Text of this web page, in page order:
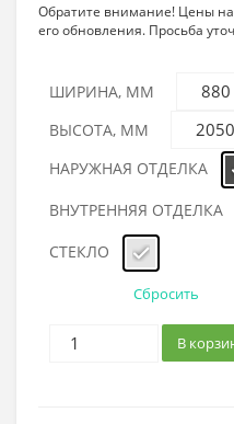
Обратите внимание! Цены на
его обновления. Просьба
ШИРИНА, ММ
ВЫСОТА, ММ
НАРУЖНАЯ ОТДЕЛКА
ВНУТРЕННЯЯ ОТДЕЛКА
СТЕКЛО
Сбросить
В